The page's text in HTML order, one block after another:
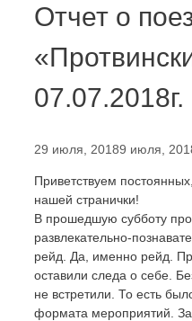
Отчет о
07.07.2018г.
29 июля, 20189 июля,
Приветствуем
нашей странички!
В прошедшую субботу
развлекательно-
рейд. Да, именно рейд.
оставили следа о себе.
не встретили. То есть
формата мероприятий.